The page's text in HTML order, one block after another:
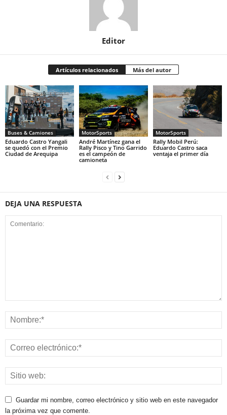
Editor
Artículos relacionados Más del autor
Buses & Camiones
Eduardo Castro Yangali
se quedó con el Premio
Ciudad de Arequipa
MotorSports
André Martínez gana el
Rally Pisco y Tino Garrido
es el campeón de
camioneta
MotorSports
Rally Mobil Perú:
Eduardo Castro saca
ventaja el primer día
DEJA UNA RESPUESTA
Guardar mi nombre, correo electrónico y sitio web en este navegador
la próxima vez que comente.